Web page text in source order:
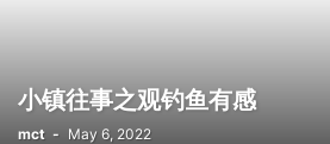
小镇往事之观钓鱼有感
mct - May 6, 2022